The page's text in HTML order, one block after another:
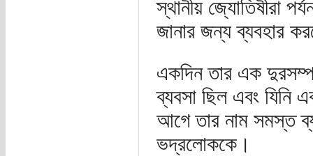
স্থানীয় জ্যোতিষীরা
জানার জন্য ব্যবহার
একদিন তার এক
ব্যবসা ছিল এবং যিনি
আগে তার নাম সমস্ত
ভদ্রলোককে।